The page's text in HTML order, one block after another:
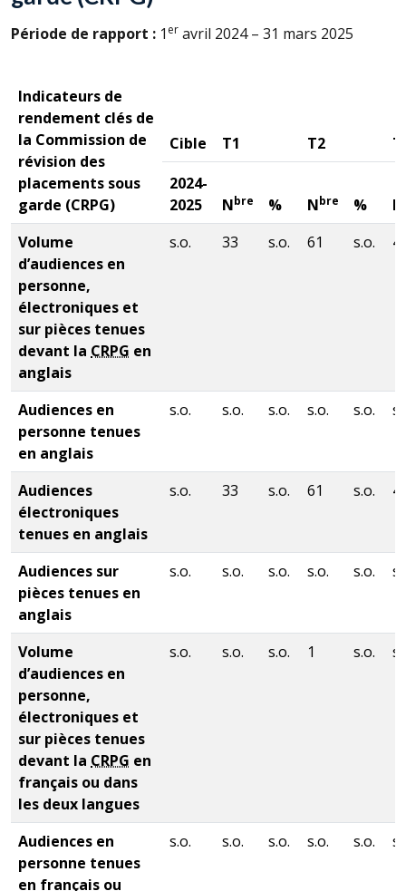
Période de rapport : 1 er avril 2024 – 31 mars 2025
Indicateurs de
rendement clés de
la Commission de
révision des
placements sous
garde (CRPG)
Cible T1 T2
2024-
2025
Nbre % Nbre % N
Volume
d’audiences en
personne,
électroniques et
sur pièces tenues
devant la CRPG en
anglais
s.o. 33 s.o. 61 s.o.
Audiences en
personne tenues
en anglais
s.o. s.o. s.o. s.o. s.o.
Audiences
électroniques
tenues en anglais
s.o. 33 s.o. 61 s.o.
Audiences sur
pièces tenues en
anglais
s.o. s.o. s.o. s.o. s.o.
Volume
d’audiences en
personne,
électroniques et
sur pièces tenues
devant la CRPG en
français ou dans
les deux langues
s.o. s.o. s.o. 1 s.o.
Audiences en
personne tenues
en français ou
s.o. s.o. s.o. s.o. s.o.